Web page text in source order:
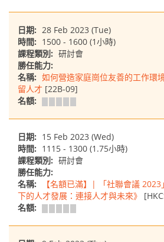
日期: 28 Feb 2023 (Tue)
時間: 1500 - 1600 (1小時)
課程類別: 研討會
勝任能力:
名稱: 如何營造家庭崗位友善的工作環
留人才 [22B-09]
名額:
日期: 15 Feb 2023 (Wed)
時間: 1115 - 1300 (1.75小時)
課程類別: 研討會
勝任能力:
名稱:
【名額已滿】| 「社聯會議
下的人才發展：連接人才與未來》
名額: